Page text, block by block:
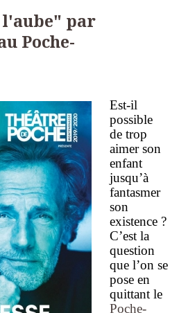
l'aube" par
Poche-
Est-il
possible
de trop
aimer son
enfant
jusqu’à
fantasmer
son
existence ?
C’est la
question
que l’on se
pose en
quittant le
Poche-